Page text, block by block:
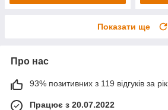
Показати ще
Про нас
93% позитивних з 119 відгуків за рік
Працює з 20.07.2022